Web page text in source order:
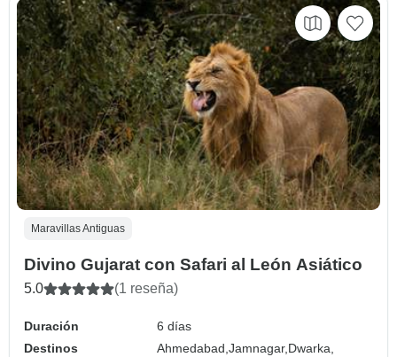
Maravillas Antiguas
Divino Gujarat con Safari al León Asiático
5.0 (1 reseña)
Duración
6 días
Destinos
Ahmedabad,Jamnagar,Dwarka,